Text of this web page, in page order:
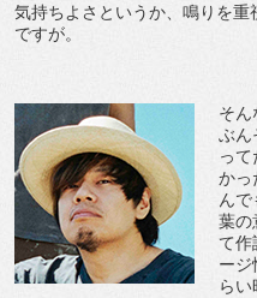
気持ちよさというか、鳴りを
ですが。
そん
ぶん
っ
かっ
ん
葉の
て作
ージ
らい